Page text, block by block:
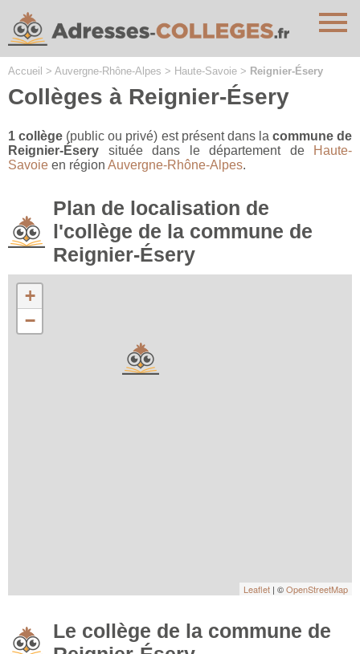
Accueil > Auvergne-Rhône-Alpes > Haute-Savoie > Reignier-Ésery
Collèges à Reignier-Ésery
1 collège (public ou privé) est présent dans la commune de
Reignier-Ésery située dans le département de
Haute-
Savoie en région Auvergne-Rhône-Alpes.
Plan de localisation de
l'collège de la commune de
Reignier-Ésery
+
−
Leaflet | ©OpenStreetMap
Le collège de la commune de